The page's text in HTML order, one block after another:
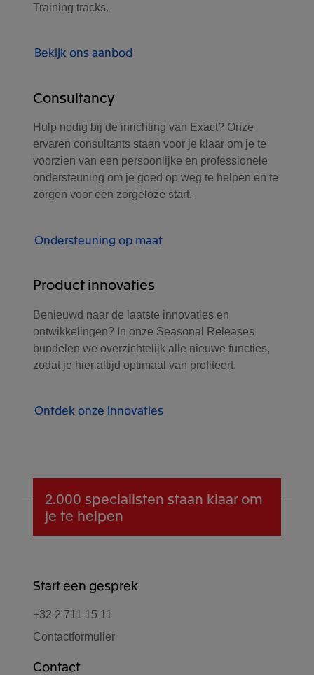
Training tracks.
Bekijk ons aanbod
Consultancy
Hulp nodig bij de inrichting van Exact? Onze
ervaren consultants staan voor je klaar om je te
voorzien van een persoonlijke en professionele
ondersteuning om je goed op weg te helpen en te
zorgen voor een zorgeloze start.
Ondersteuning op maat
Product innovaties
Benieuwd naar de laatste innovaties en
ontwikkelingen? In onze Seasonal Releases
bundelen we overzichtelijk alle nieuwe functies,
zodat je hier altijd optimaal van profiteert.
Ontdek onze innovaties
2.000 specialisten staan klaar om
je te helpen
Start een gesprek
+32 2 711 15 11
Contactformulier
Contact